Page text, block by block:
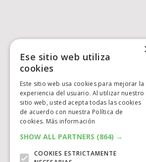
Ese sitio web utiliza
cookies
Este sitio web usa cookies para mejorar la
experiencia del usuario. Al utilizar nuestro
sitio web, usted acepta todas las cookies
de acuerdo con nuestra Política de
cookies. Más información
SHOW ALL PARTNERS (864) →
COOKIES ESTRICTAMENTE